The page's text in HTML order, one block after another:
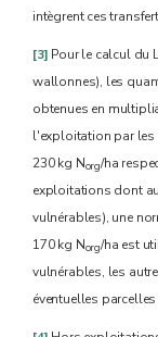
intègrent ces
[3] Pour le calcul du
wallonnes), les
obtenues en
l'exploitation par les
230 kg Norg/ha
exploitations dont
vulnérables), une
170 kg Norg/ha est
vulnérables, les
éventuelles